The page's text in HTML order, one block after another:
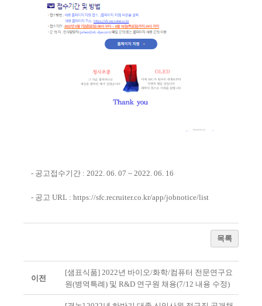
- 공고접수기간 : 2022. 06. 07 ~ 2022. 06. 16
- 공고 URL : https://sfc.recruiter.co.kr/app/jobnotice/list
목록
이전
[샘표식품] 2022년 바이오/화학/컴퓨터 전문연구요
원(병역특례) 및 R&D 연구원 채용(7/12 내용 수정)